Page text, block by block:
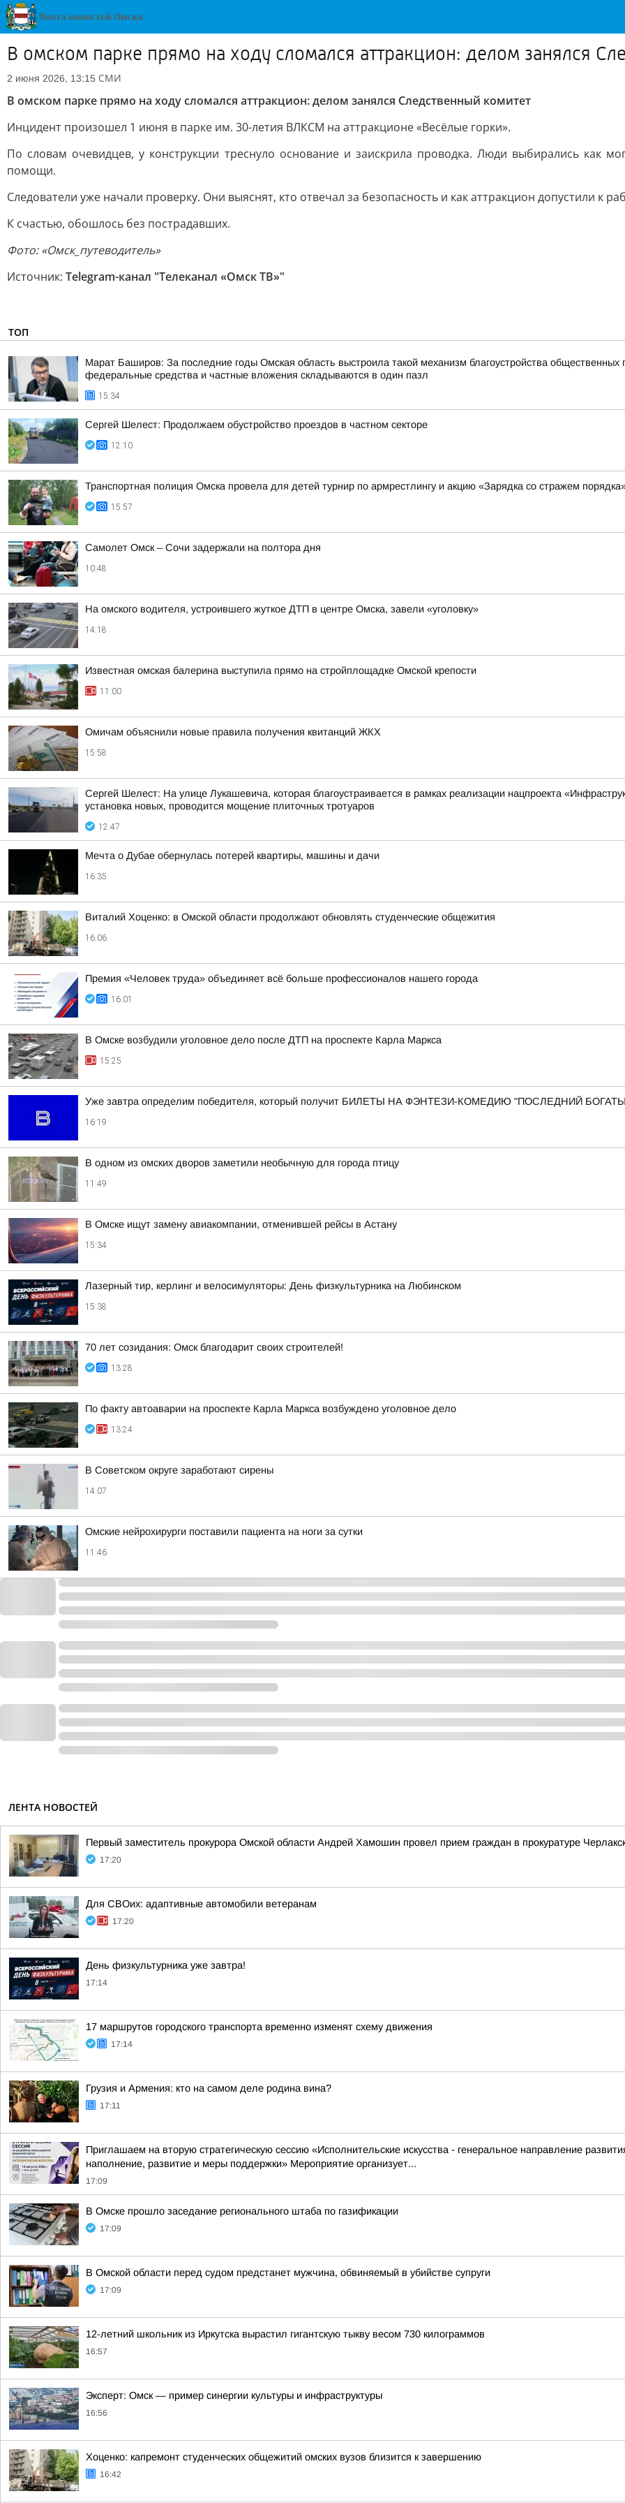
В омском парке прямо на ходу сломался аттракцион: делом занялся
2 июня 2026, 13:15 СМИ
В омском парке прямо на ходу сломался аттракцион: делом занялся Следственный комитет
Инцидент произошел 1 июня в парке им. 30-летия ВЛКСМ на аттракционе «Весёлые горки».
По словам очевидцев, у конструкции треснуло основание и заискрила проводка. Люди выбирались как
помощи.
Следователи уже начали проверку. Они выяснят, кто отвечал за безопасность и как аттракцион допустили к
К счастью, обошлось без пострадавших.
Фото: «Омск_путеводитель»
Источник: Telegram-канал "Телеканал «Омск ТВ»"
ТОП
Марат Баширов: За последние годы Омская область выстроила такой механизм благоустройства
федеральные средства и частные вложения складываются в один пазл
15:34
Сергей Шелест: Продолжаем обустройство проездов в частном секторе
12:10
Транспортная полиция Омска провела для детей турнир по армрестлингу и акцию «Зарядка со стражем
15:57
Самолет Омск – Сочи задержали на полтора дня
10:48
На омского водителя, устроившего жуткое ДТП в центре Омска, завели «уголовку»
14:18
Известная омская балерина выступила прямо на стройплощадке Омской крепости
11:00
Омичам объяснили новые правила получения квитанций ЖКХ
15:58
Сергей Шелест: На улице Лукашевича, которая благоустраивается в рамках реализации нацпроекта
установка новых, проводится мощение плиточных тротуаров
12:47
Мечта о Дубае обернулась потерей квартиры, машины и дачи
16:35
Виталий Хоценко: в Омской области продолжают обновлять студенческие общежития
16:06
Премия «Человек труда» объединяет всё больше профессионалов нашего города
16:01
В Омске возбудили уголовное дело после ДТП на проспекте Карла Маркса
15:25
Уже завтра определим победителя, который получит БИЛЕТЫ НА ФЭНТЕЗИ-КОМЕДИЮ "ПОСЛЕДНИЙ
16:19
В одном из омских дворов заметили необычную для города птицу
11:49
В Омске ищут замену авиакомпании, отменившей рейсы в Астану
15:34
Лазерный тир, керлинг и велосимуляторы: День физкультурника на Любинском
15:38
70 лет созидания: Омск благодарит своих строителей!
13:28
По факту автоаварии на проспекте Карла Маркса возбуждено уголовное дело
13:24
В Советском округе заработают сирены
14:07
Омские нейрохирурги поставили пациента на ноги за сутки
11:46
ЛЕНТА НОВОСТЕЙ
Первый заместитель прокурора Омской области Андрей Хамошин провел прием граждан в прокуратуре
17:20
Для СВОих: адаптивные автомобили ветеранам
17:20
День физкультурника уже завтра!
17:14
17 маршрутов городского транспорта временно изменят схему движения
17:14
Грузия и Армения: кто на самом деле родина вина?
17:11
Приглашаем на вторую стратегическую сессию «Исполнительские искусства - генеральное направление
наполнение, развитие и меры поддержки» Мероприятие организует...
17:09
В Омске прошло заседание регионального штаба по газификации
17:09
В Омской области перед судом предстанет мужчина, обвиняемый в убийстве супруги
17:09
12-летний школьник из Иркутска вырастил гигантскую тыкву весом 730 килограммов
16:57
Эксперт: Омск — пример синергии культуры и инфраструктуры
16:56
Хоценко: капремонт студенческих общежитий омских вузов близится к завершению
16:42